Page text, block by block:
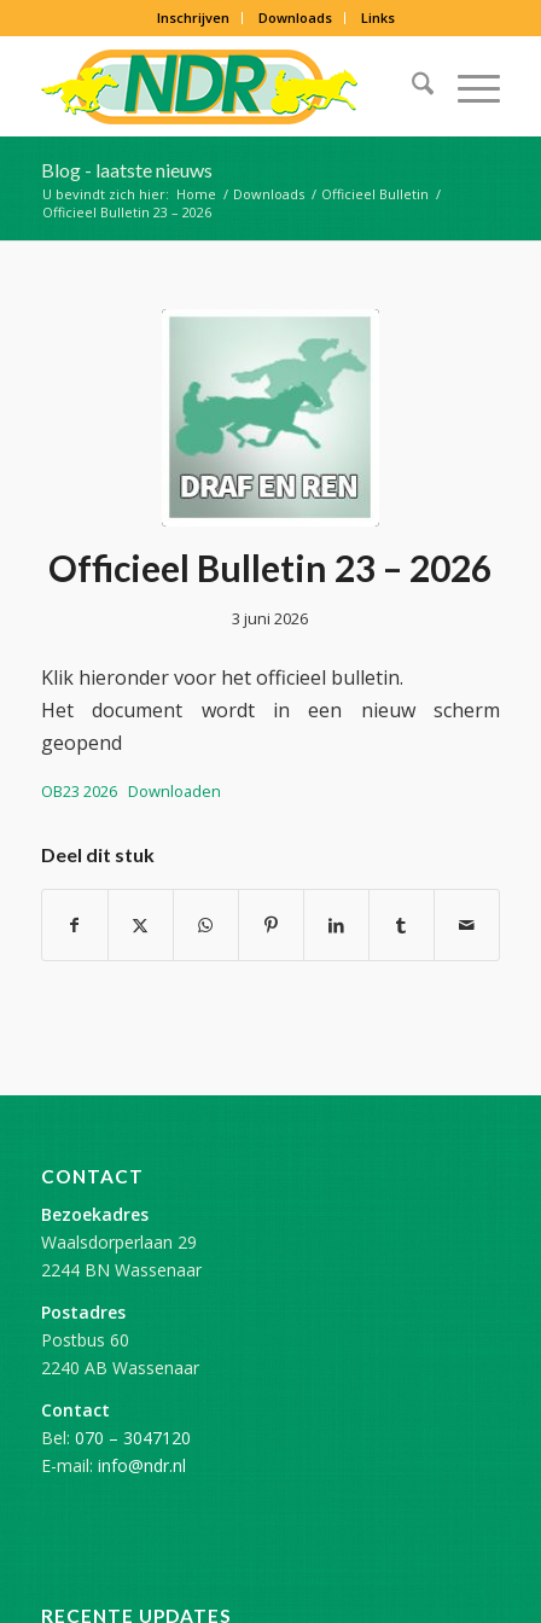
Inschrijven Downloads Links
Blog - laatste nieuws
U bevindt zich hier: Home / Downloads / Officieel Bulletin /
Officieel Bulletin 23 – 2026
Officieel Bulletin 23 – 2026
3 juni 2026
Klik hieronder voor het officieel bulletin.
Het document wordt in een nieuw scherm
geopend
OB23 2026 Downloaden
Deel dit stuk
CONTACT
Bezoekadres
Waalsdorperlaan 29
2244 BN Wassenaar
Postadres
Postbus 60
2240 AB Wassenaar
Contact
Bel: 070 – 3047120
E-mail: info@ndr.nl
RECENTE UPDATES